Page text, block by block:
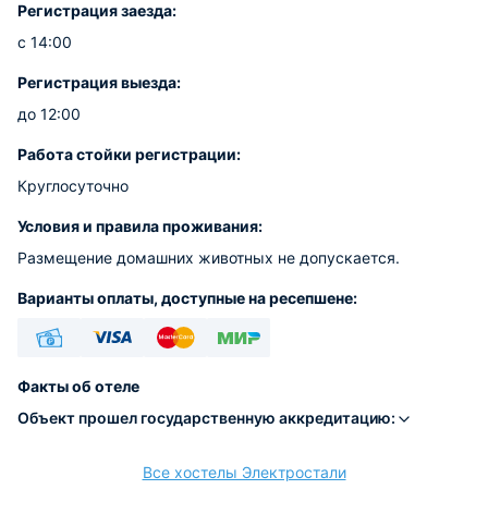
Регистрация заезда:
с 14:00
Регистрация выезда:
до 12:00
Работа стойки регистрации:
Круглосуточно
Условия и правила проживания:
Размещение домашних животных не допускается.
Варианты оплаты, доступные на ресепшене:
Факты об отеле
Объект прошел государственную аккредитацию:
Все хостелы Электростали